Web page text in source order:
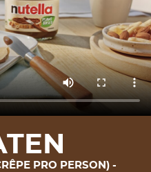
PRO PERSON)